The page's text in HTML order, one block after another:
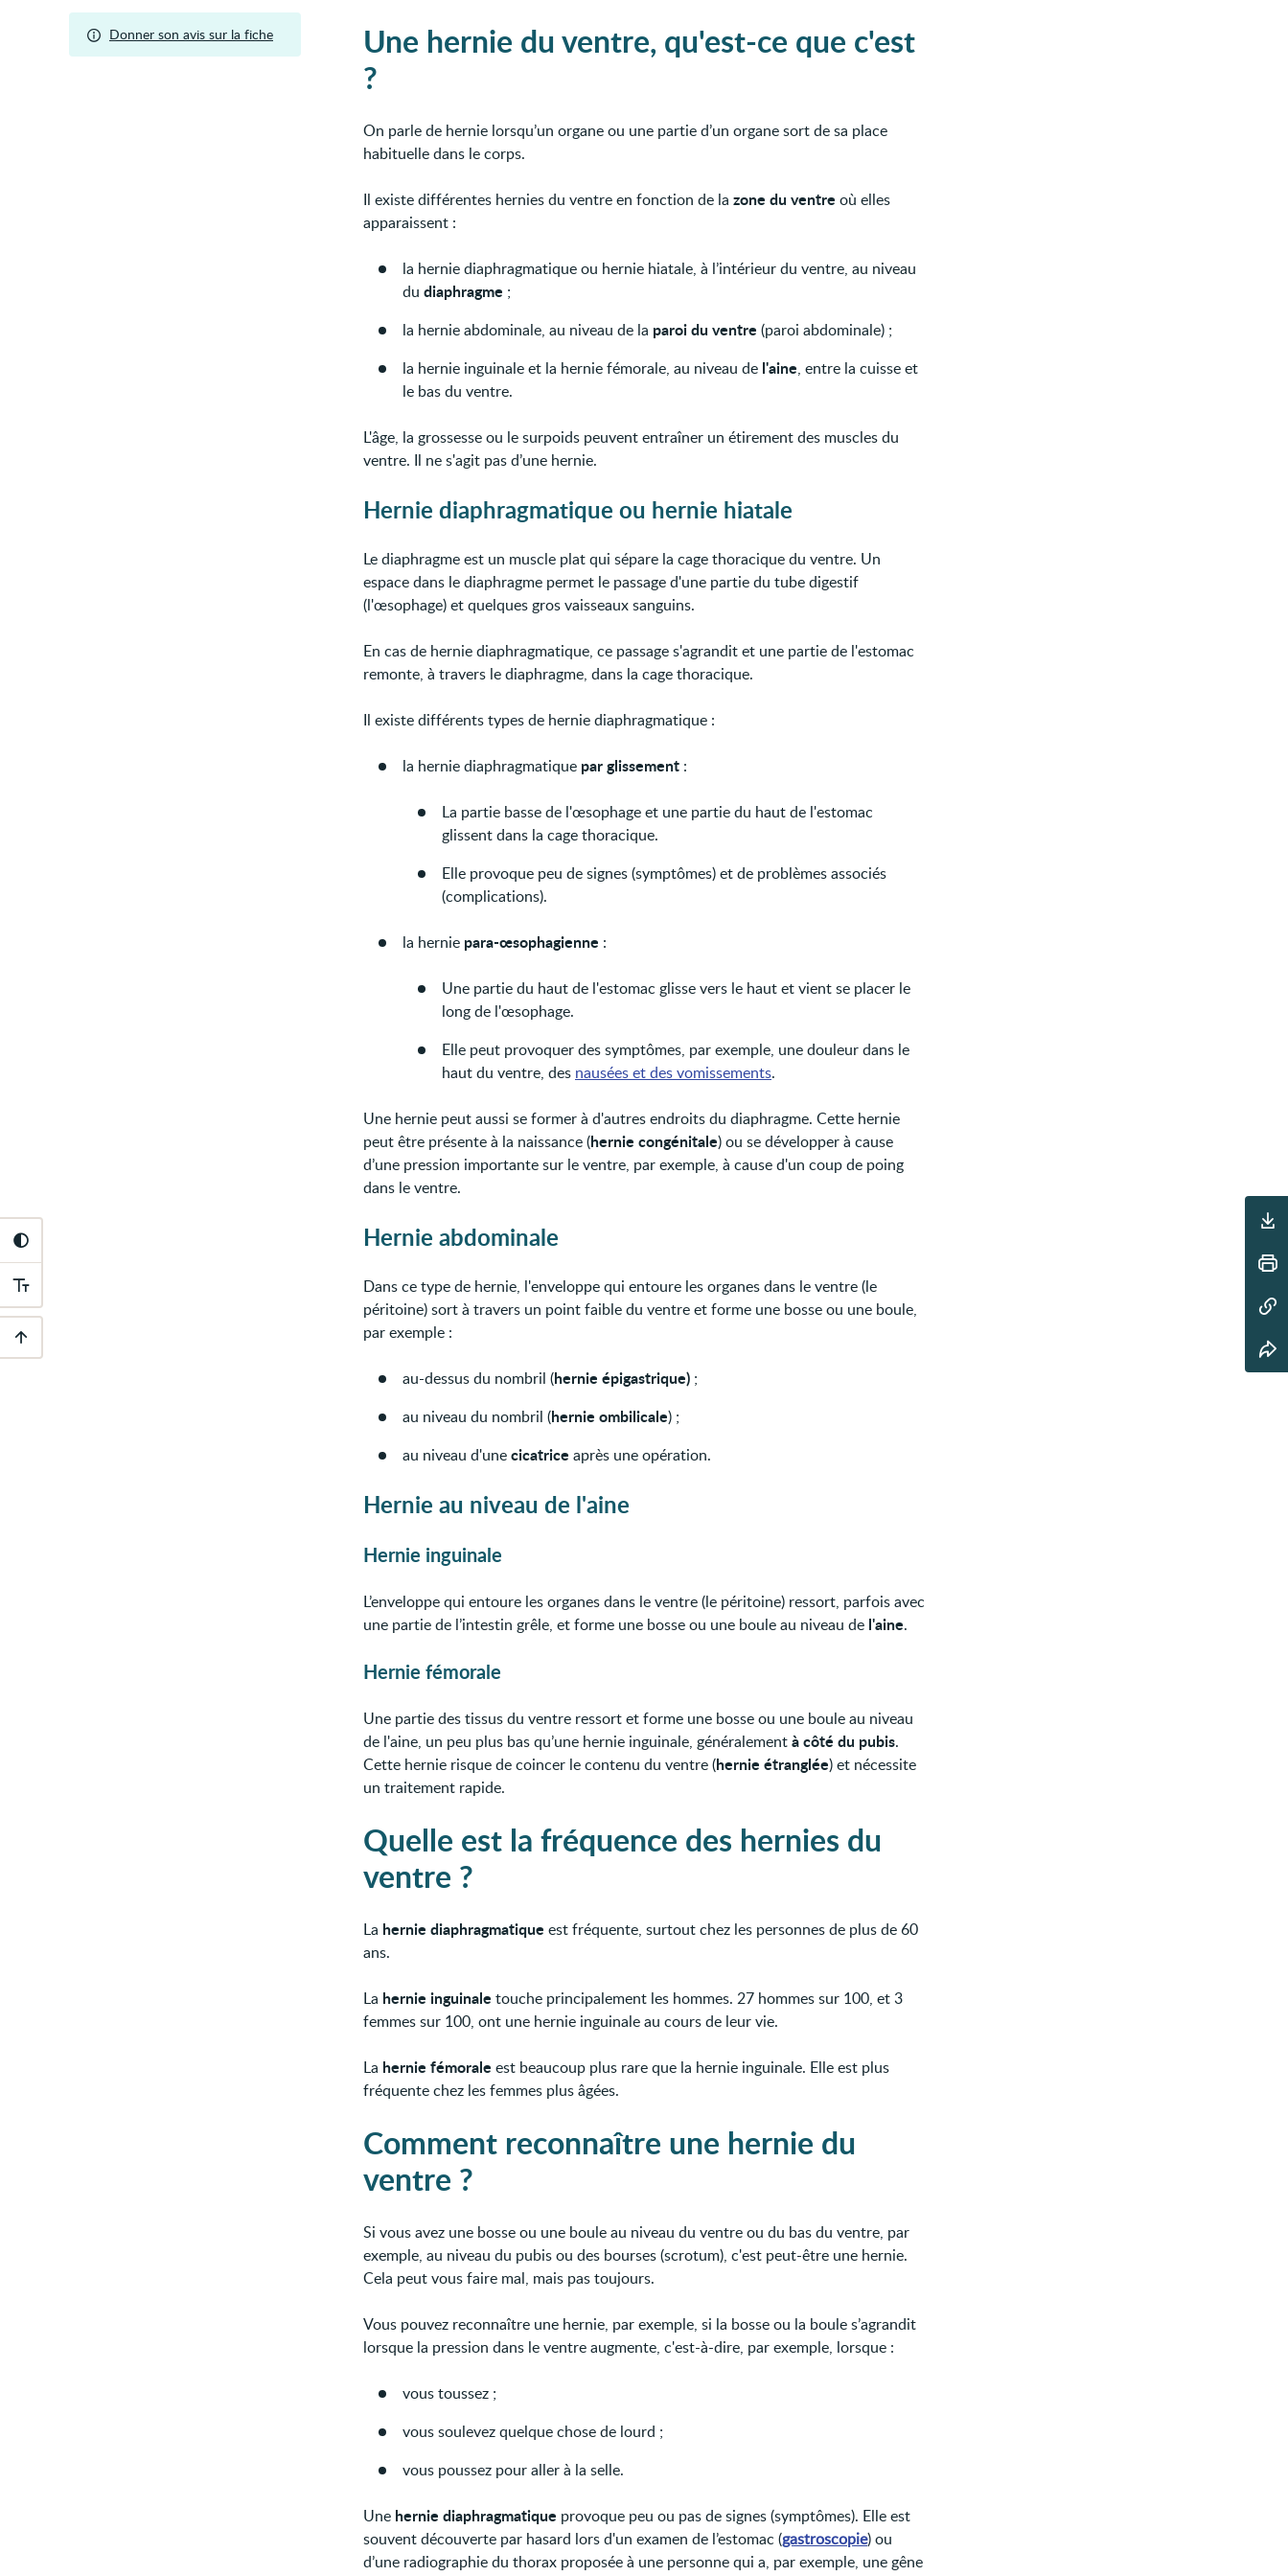
Outils
d'accessibilité
Descendre
Outils
Une hernie du ventre, qu'est-ce que c'est
?
On parle de hernie lorsqu’un organe ou une partie d’un organe sort de sa place
habituelle dans le corps.
Il existe différentes hernies du ventre en fonction de la zone du ventre où elles
apparaissent :
la hernie diaphragmatique ou hernie hiatale, à l’intérieur du ventre, au niveau
du diaphragme ;
la hernie abdominale, au niveau de la paroi du ventre (paroi abdominale) ;
la hernie inguinale et la hernie fémorale, au niveau de l'aine, entre la cuisse et
le bas du ventre.
L'âge, la grossesse ou le surpoids peuvent entraîner un étirement des muscles du
ventre. Il ne s'agit pas d’une hernie.
Hernie diaphragmatique ou hernie hiatale
Le diaphragme est un muscle plat qui sépare la cage thoracique du ventre. Un
espace dans le diaphragme permet le passage d'une partie du tube digestif
(l'œsophage) et quelques gros vaisseaux sanguins.
En cas de hernie diaphragmatique, ce passage s'agrandit et une partie de l'estomac
remonte, à travers le diaphragme, dans la cage thoracique.
Il existe différents types de hernie diaphragmatique :
la hernie diaphragmatique par glissement :
La partie basse de l'œsophage et une partie du haut de l'estomac
glissent dans la cage thoracique.
Elle provoque peu de signes (symptômes) et de problèmes associés
(complications).
la hernie para-œsophagienne :
Une partie du haut de l'estomac glisse vers le haut et vient se placer le
long de l'œsophage.
Elle peut provoquer des symptômes, par exemple, une douleur dans le
haut du ventre, des nausées et des vomissements.
Une hernie peut aussi se former à d'autres endroits du diaphragme. Cette hernie
peut être présente à la naissance (hernie congénitale) ou se développer à cause
d’une pression importante sur le ventre, par exemple, à cause d'un coup de poing
dans le ventre.
Hernie abdominale
Dans ce type de hernie, l'enveloppe qui entoure les organes dans le ventre (le
péritoine) sort à travers un point faible du ventre et forme une bosse ou une boule,
par exemple :
au-dessus du nombril (hernie épigastrique) ;
au niveau du nombril (hernie ombilicale) ;
au niveau d'unecicatrice après une opération.
Hernie au niveau de l'aine
Hernie inguinale
L’enveloppe qui entoure les organes dans le ventre (le péritoine) ressort, parfois avec
une partie de l’intestin grêle, et forme une bosse ou une boule au niveau de l'aine.
Hernie fémorale
Une partie des tissus du ventre ressort et forme une bosse ou une boule au niveau
de l'aine, un peu plus bas qu’une hernie inguinale, généralementà côté du pubis.
Cette hernie risque de coincer le contenu du ventre (hernie étranglée) et nécessite
un traitement rapide.
Quelle est la fréquence des hernies du
ventre ?
La hernie diaphragmatique est fréquente, surtout chez les personnes de plus de 60
ans.
La hernie inguinale touche principalement les hommes. 27 hommes sur 100, et 3
femmes sur 100, ont une hernie inguinale au cours de leur vie.
La hernie fémorale est beaucoup plus rare que la hernie inguinale. Elle est plus
fréquente chez les femmes plus âgées.
Comment reconnaître une hernie du
ventre ?
Si vous avez une bosse ou une boule au niveau du ventre ou du bas du ventre, par
exemple, au niveau du pubis ou des bourses (scrotum), c'est peut-être une hernie.
Cela peut vous faire mal, mais pas toujours.
Vous pouvez reconnaître une hernie, par exemple, si la bosse ou la boule s’agrandit
lorsque la pression dans le ventre augmente, c'est-à-dire, par exemple, lorsque :
vous toussez ;
vous soulevez quelque chose de lourd ;
vous poussez pour aller à la selle.
Une hernie diaphragmatique provoque peu ou pas de signes (symptômes). Elle est
souvent découverte par hasard lors d'un examen de l’estomac (gastroscopie) ou
d’une radiographie du thorax proposée à une personne qui a, par exemple, une gêne
Donner son avis sur la fiche